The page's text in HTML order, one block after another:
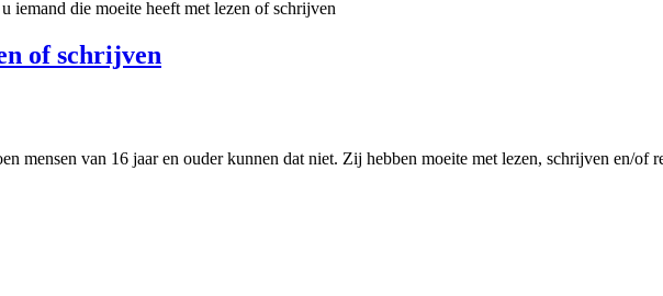
of schrijven
mensen van 16 jaar en ouder kunnen dat niet. Zij hebben moeite met lezen, schrijven en/of